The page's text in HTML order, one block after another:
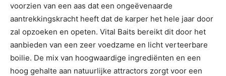
voorzien van een aas dat een ongeëvenaarde
aantrekkingskracht heeft dat de karper het hele jaar door
zal opzoeken en opeten. Vital Baits bereikt dit door het
aanbieden van een zeer voedzame en licht verteerbare
boilie. De mix van hoogwaardige ingrediënten en een
hoog gehalte aan natuurlijke attractors zorgt voor een